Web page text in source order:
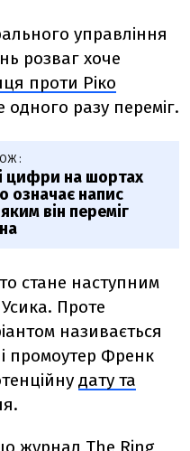
управління
розваг хоче
проти Ріко
одного разу переміг.
:
цифри на шортах
означає напис
він переміг
стане наступним
Проте
називається
промоутер Френк
дату та
журнал The Ring